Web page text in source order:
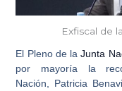
Exfiscal de
El Pleno de laJunta
por mayoría la
Nación, Patricia